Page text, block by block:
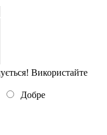
Використайте
Добре